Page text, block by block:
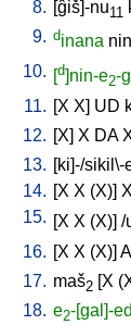
8. [ĝiš]-nu11
9. dinana nin
10. [d]nin-e2-
11. [X X] UD
12. [X] X DA
13. [ki]-/sikil\-
14. [X X (X)]
15. [X X (X)] /
16. [X X (X)]
17. maš2 [X
18. e2-[gal]-